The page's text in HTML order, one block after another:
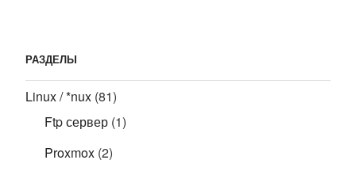
РАЗДЕЛЫ
Linux / *nux (81)
Ftp сервер (1)
Proxmox (2)